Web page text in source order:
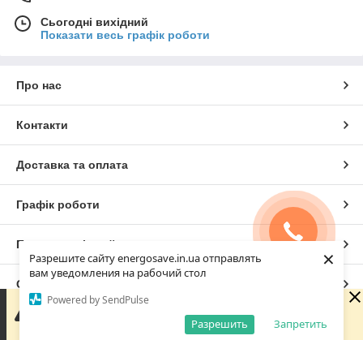
Разрешите сайту energosave.in.ua отправлять
вам уведомления на рабочий стол
Powered by SendPulse
Запретить
Разрешить
×
Сьогодні вихідний
Показати весь графік роботи
Про нас
Контакти
Доставка та оплата
Графік роботи
Повна версія сайту
Сайт створено на маркетплейсі
Політика конфіденційності
Зараз у компанії неробочий час. Замовлення та
повідомлення будуть оброблені з 08:00 найближчого